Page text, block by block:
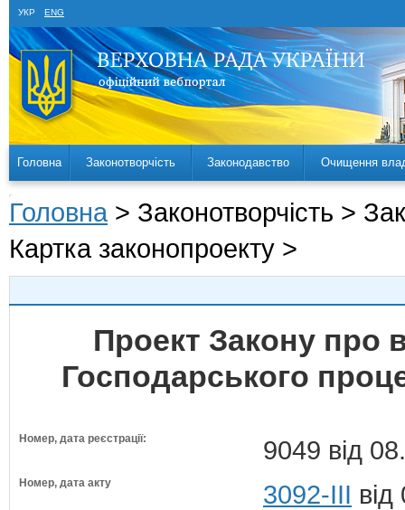
УКР ENG
Головна Законотворчість Законодавство Очищення
Головна > Законотворчість >
Картка законопроекту >
Проект Закону про
Господарського
Номер, дата реєстрації: 9049 від
Номер, дата акту 3092-III